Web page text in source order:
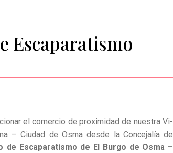
Escaparatismo
el comercio de proximidad de nuestra Vi­
– Ciudad de Osma desde la Concejalía de
de Escaparatismo de El Burgo de Osma –